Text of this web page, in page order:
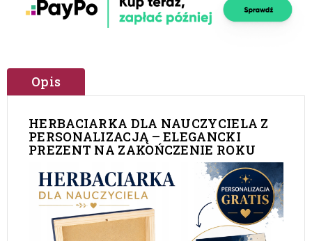
Opis
HERBACIARKA DLA NAUCZYCIELA Z
PERSONALIZACJĄ – ELEGANCKI
PREZENT NA ZAKOŃCZENIE ROKU